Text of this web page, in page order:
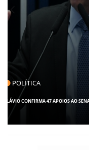
CLICK INDICA
GIRO POR SERGIPE,